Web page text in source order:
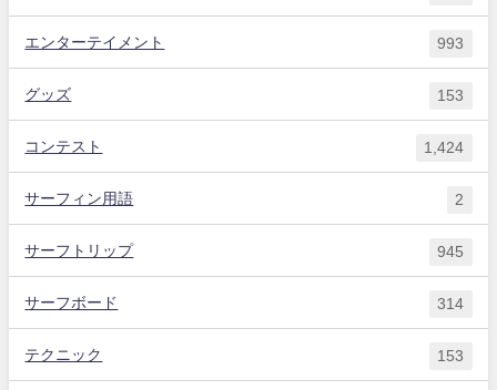
エンターテイメント 993
グッズ 153
コンテスト 1,424
サーフィン用語 2
サーフトリップ 945
サーフボード 314
テクニック 153